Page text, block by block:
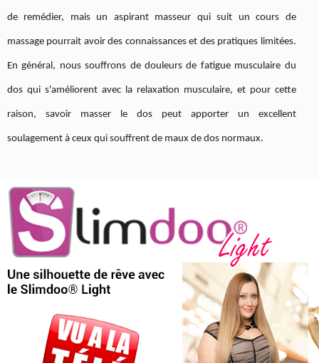
de remédier, mais un aspirant masseur qui suit un cours de
massage pourrait avoir des connaissances et des pratiques limitées.
En général, nous souffrons de douleurs de fatigue musculaire du
dos qui s'améliorent avec la relaxation musculaire, et pour cette
raison, savoir masser le dos peut apporter un excellent
soulagement à ceux qui souffrent de maux de dos normaux.